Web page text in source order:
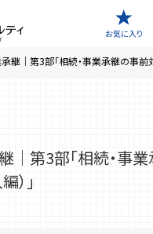
お気に入り
継｜第3部「相続・事業承継の事前対
｜第3部「相続・事
）」